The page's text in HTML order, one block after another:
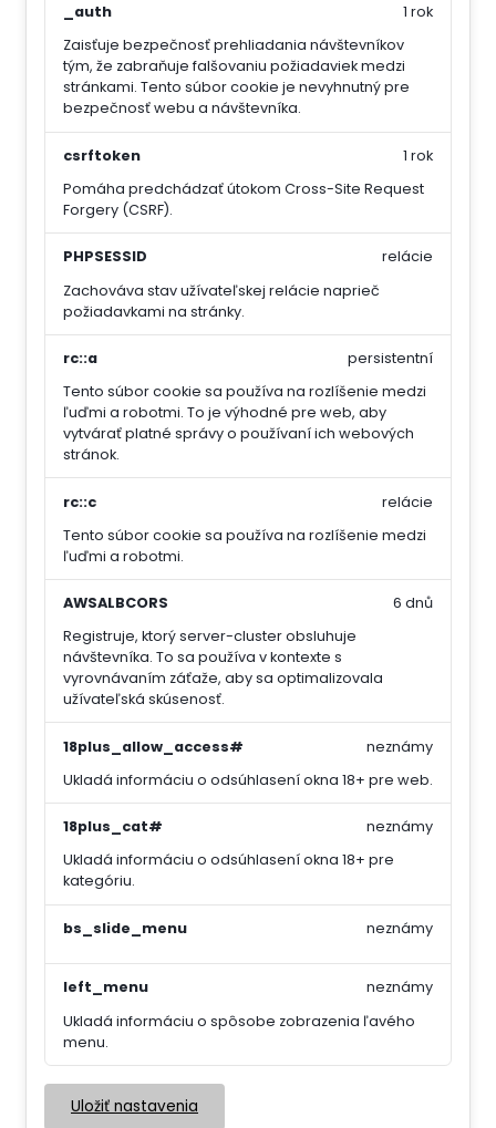
_auth
Zaisťuje bezpečnosť prehliadania návštevníkov
tým, že zabraňuje falšovaniu požiadaviek medzi
stránkami. Tento súbor cookie je nevyhnutný pre
bezpečnosť webu a návštevníka.
1 rok
csrftoken
Pomáha predchádzať útokom Cross-Site Request
Forgery (CSRF).
1 rok
PHPSESSID
Zachováva stav užívateľskej relácie naprieč
požiadavkami na stránky.
relácie
rc::a
Tento súbor cookie sa používa na rozlíšenie medzi
ľuďmi a robotmi. To je výhodné pre web, aby
vytvárať platné správy o používaní ich webových
stránok.
persistentní
rc::c
Tento súbor cookie sa používa na rozlíšenie medzi
ľuďmi a robotmi.
relácie
AWSALBCORS
Registruje, ktorý server-cluster obsluhuje
návštevníka. To sa používa v kontexte s
vyrovnávaním záťaže, aby sa optimalizovala
užívateľská skúsenosť.
6 dnů
18plus_allow_access#
Ukladá informáciu o odsúhlasení okna 18+ pre web.
neznámy
18plus_cat#
Ukladá informáciu o odsúhlasení okna 18+ pre
kategóriu.
neznámy
bs_slide_menu neznámy
left_menu
Ukladá informáciu o spôsobe zobrazenia ľavého
menu.
neznámy
Uložiť nastavenia